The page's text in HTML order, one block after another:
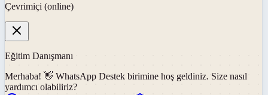
Çevrimiçi (online)
Eğitim Danışmanı
Merhaba! 👋 WhatsApp Destek birimine hoş geldiniz. Size nasıl
yardımcı olabiliriz?